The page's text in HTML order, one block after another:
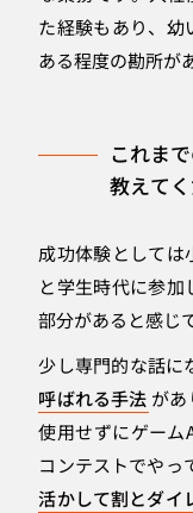
た経験もあり、幼
ある程度の勘所が
これま
教えてく
成功体験としては
と学生時代に参
部分があると感じ
少し専門的な話に
呼ばれる手法 が
使用せずにゲーム
コンテストでやっ
活かして割とダイ